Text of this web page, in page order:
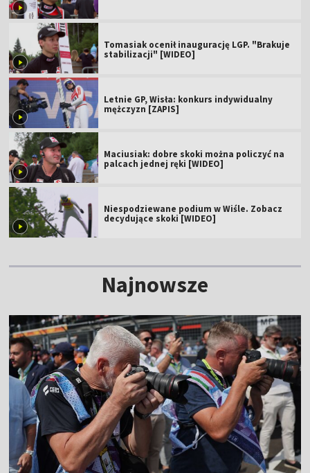
Tomasiak ocenił inaugurację LGP. "Brakuje
stabilizacji" [WIDEO]
Letnie GP, Wisła: konkurs indywidualny
mężczyzn [ZAPIS]
Maciusiak: dobre skoki można policzyć na
palcach jednej ręki [WIDEO]
Niespodziewane podium w Wiśle. Zobacz
decydujące skoki [WIDEO]
Najnowsze